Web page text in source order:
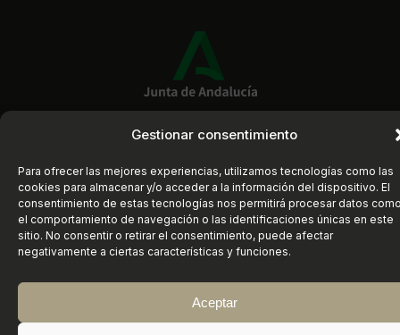
Gestionar consentimiento
Para ofrecer las mejores experiencias, utilizamos tecnologías como las
cookies para almacenar y/o acceder a la información del dispositivo. El
consentimiento de estas tecnologías nos permitirá procesar datos
el comportamiento de navegación o las identificaciones únicas en este
sitio. No consentir o retirar el consentimiento, puede afectar
negativamente a ciertas características y funciones.
Aceptar
https://
©2026Conservatorio Elemental de Música
«Joaquín Turina» | Sanlúcar de Barrameda (Cádiz)